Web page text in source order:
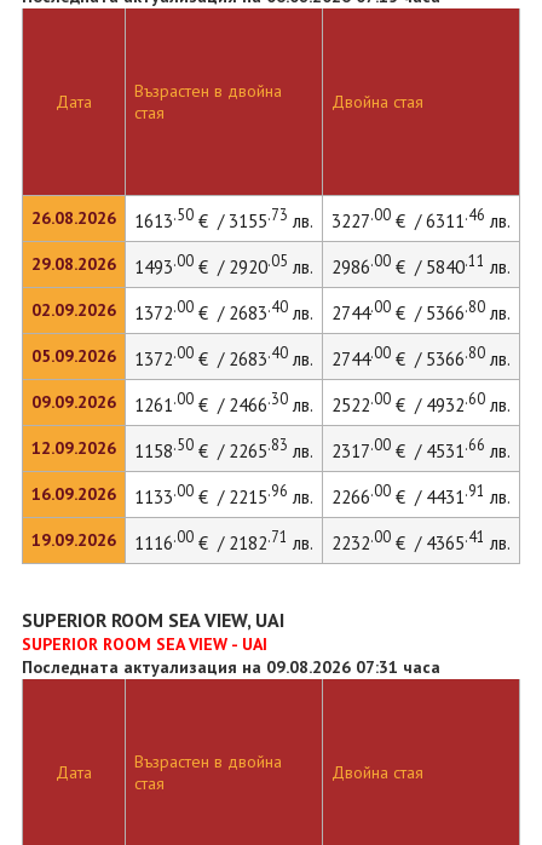
Дата
26.08.2026
29.08.2026
02.09.2026
05.09.2026
09.09.2026
12.09.2026
16.09.2026
19.09.2026
Възрастен в двойна
стая
Двойна стая
1613.50€ / 3155.73 лв. 3227.00€ / 6311.46 лв.
1493.00€ / 2920.05 лв. 2986.00€ / 5840.11 лв.
1372.00€ / 2683.40лв. 2744.00€ / 5366.80лв.
1372.00€ / 2683.40лв. 2744.00€ / 5366.80лв.
1261.00€ / 2466.30лв. 2522.00€ / 4932.60лв.
1158.50€ / 2265.83 лв. 2317.00€ / 4531.66 лв.
1133.00€ / 2215.96 лв. 2266.00€ / 4431.91 лв.
1116.00€ / 2182.71 лв. 2232.00€ / 4365.41 лв.
SUPERIOR ROOM SEA VIEW, UAI
SUPERIOR ROOM SEA VIEW - UAI
Последната актуализация на 09.08.2026 07:31 часа
Дата
Възрастен в двойна
стая
Двойна стая